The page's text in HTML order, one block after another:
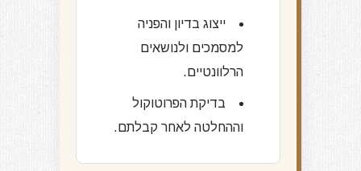
ייצוג בדיון והפניה
למסמכים ולנושאים
הרלוונטיים.
בדיקת הפרוטוקול
וההחלטה לאחר קבלתם.